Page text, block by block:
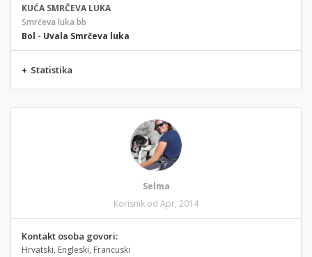
KUĆA SMRČEVA LUKA
Smrčeva luka bb
Bol - Uvala Smrčeva luka
+ Statistika
Selma
Korisnik od Apr, 2014
Kontakt osoba govori:
Hrvatski, Engleski, Francuski